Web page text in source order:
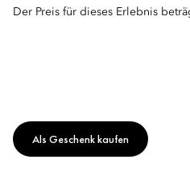
Der Preis für dieses Erlebnis
Als Geschenk kaufen